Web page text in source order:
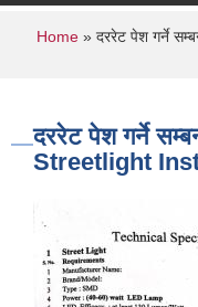
You are
Home » दररेट पेश गर्ने
दररेट पेश गर्ने
Streetlight